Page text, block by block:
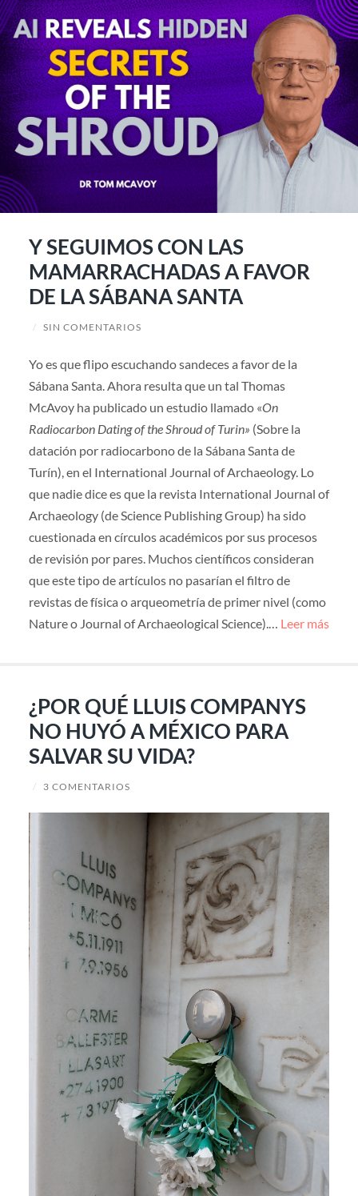
Y SEGUIMOS CON LAS
MAMARRACHADAS A FAVOR
DE LA SÁBANA SANTA
/ SIN COMENTARIOS
Yo es que flipo escuchando sandeces a favor de la
Sábana Santa. Ahora resulta que un tal Thomas
McAvoy ha publicado un estudio llamado «On
Radiocarbon Dating of the Shroud of Turin» (Sobre la
datación por radiocarbono de la Sábana Santa de
Turín), en el International Journal of Archaeology. Lo
que nadie dice es que la revista International Journal of
Archaeology (de Science Publishing Group) ha sido
cuestionada en círculos académicos por sus procesos
de revisión por pares. Muchos científicos consideran
que este tipo de artículos no pasarían el filtro de
revistas de física o arqueometría de primer nivel (como
Nature o Journal of Archaeological Science).… Leer más
¿POR QUÉ LLUIS COMPANYS
NO HUYÓ A MÉXICO PARA
SALVAR SU VIDA?
/ 3 COMENTARIOS